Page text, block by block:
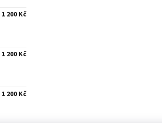
1 200 Kč
1 200 Kč
1 200 Kč